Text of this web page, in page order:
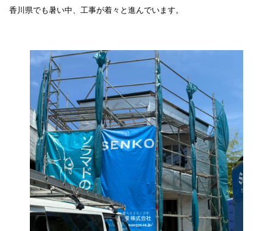
香川県でも暑い中、工事が着々と進んでいます。